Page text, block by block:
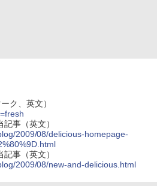
ク、英文）
事（英文）
2009/08/delicious-homepage-
事（英文）
2009/08/new-and-delicious.html